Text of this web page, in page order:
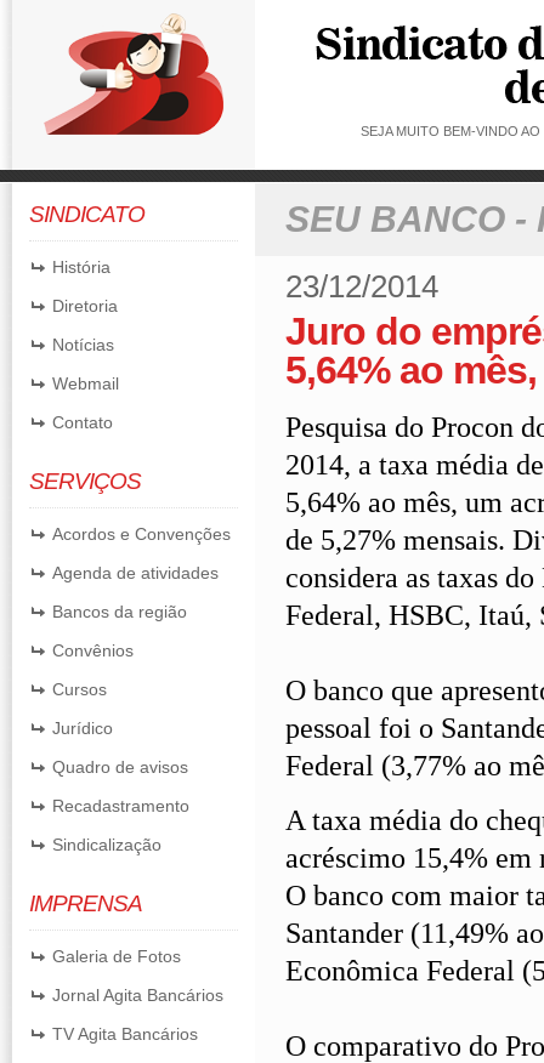
SEJA MUITO BEM-VINDO
SINDICATO
História
Diretoria
Notícias
Webmail
Contato
SERVIÇOS
Acordos e Convenções
Agenda de atividades
Bancos da região
Convênios
Cursos
Jurídico
Quadro de avisos
Recadastramento
Sindicalização
IMPRENSA
Galeria de Fotos
Jornal Agita Bancários
TV Agita Bancários
SEU BANCO -
23/12/2014
Juro do
5,64% ao
Pesquisa do Procon
2014, a taxa média
5,64% ao mês, um
de 5,27% mensais.
considera as taxas
Federal, HSBC, Itaú,
O banco que
pessoal foi o
Federal (3,77% ao
A taxa média do
acréscimo 15,4% em
O banco com maior
Santander (11,49%
Econômica Federal
O comparativo do